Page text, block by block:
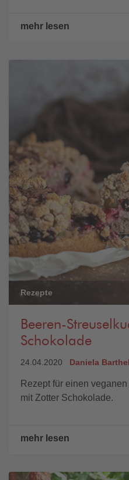
mehr lesen
Rezepte
Beeren-
Schokolade
24.04.2020 Daniela Barthel
Rezept für einen
mit Zotter Schokolade.
mehr lesen